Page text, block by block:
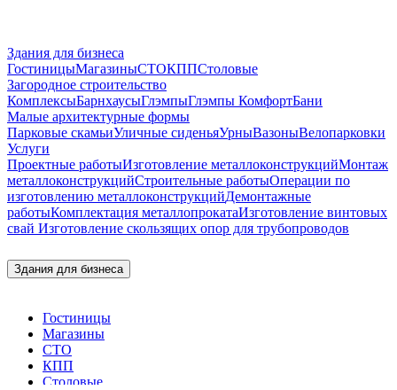
Здания для бизнеса
ГостиницыМагазиныСТОКППСтоловые
Загородное строительство
КомплексыБарнхаусыГлэмпыГлэмпы КомфортБани
Малые архитектурные формы
Парковые скамьиУличные сиденьяУрныВазоныВелопарковки
Услуги
Проектные работыИзготовление металлоконструкцийМонтаж
металлоконструкцийСтроительные работыОперации по
изготовлению металлоконструкцийДемонтажные
работыКомплектация металлопрокатаИзготовление винтовых
свай Изготовление скользящих опор для трубопроводов
Здания для бизнеса
Гостиницы
Магазины
СТО
КПП
Столовые